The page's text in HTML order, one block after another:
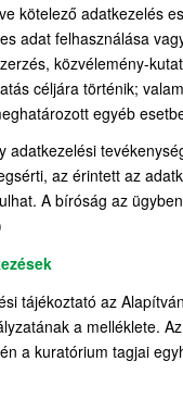
kötelező adatkezelés
adat felhasználása
közvélemény-
céljára történik;
egyéb
adatkezelési
az érintett az
A bíróság az
tájékoztató az
a melléklete.
a kuratórium tagjai